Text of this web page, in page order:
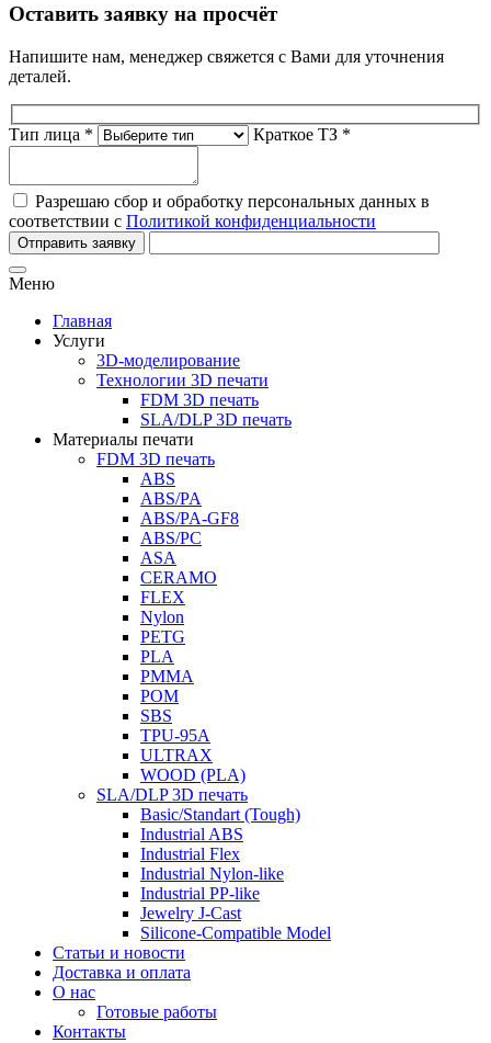
Оставить заявку на просчёт
Напишите нам, менеджер свяжется с Вами для уточнения
деталей.
Тип лица * Краткое ТЗ *
Разрешаю сбор и обработку персональных данных в
соответствии с Политикой конфиденциальности
Отправить заявку
Меню
Главная
Услуги
3D-моделирование
Технологии 3D печати
FDM 3D печать
SLA/DLP 3D печать
Материалы печати
FDM 3D печать
ABS
ABS/PA
ABS/PA-GF8
ABS/PC
ASA
CERAMO
FLEX
Nylon
PETG
PLA
PMMA
POM
SBS
TPU-95A
ULTRAX
WOOD (PLA)
SLA/DLP 3D печать
Basic/Standart (Tough)
Industrial ABS
Industrial Flex
Industrial Nylon-like
Industrial PP-like
Jewelry J-Cast
Silicone-Compatible Model
Статьи и новости
Доставка и оплата
О нас
Готовые работы
Контакты